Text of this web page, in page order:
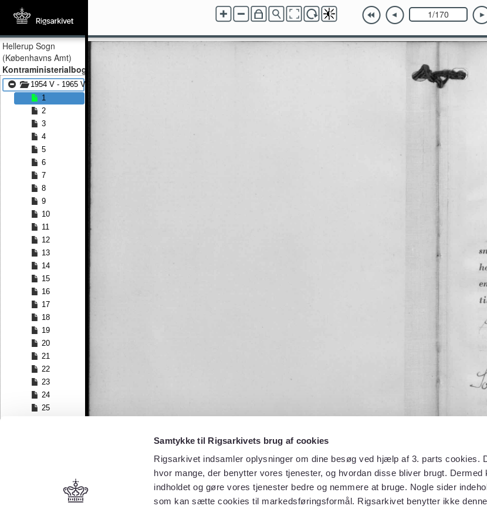
Samtykke til Rigsarkivets brug af cookies
Rigsarkivet indsamler oplysninger om dine besøg ved hjælp af 3. parts cookies.
hvor mange, der benytter vores tjenester, og hvordan disse bliver brugt. Dermed
indholdet og gøre vores tjenester bedre og nemmere at bruge. Nogle sider
som kan sætte cookies til markedsføringsformål. Rigsarkivet benytter ikke
Hellerup Sogn
(Københavns Amt)
Kontraministerialbog
1954 V - 1965 V
1
2
3
4
5
6
7
8
9
10
11
12
13
14
15
16
17
18
19
20
21
22
23
24
25